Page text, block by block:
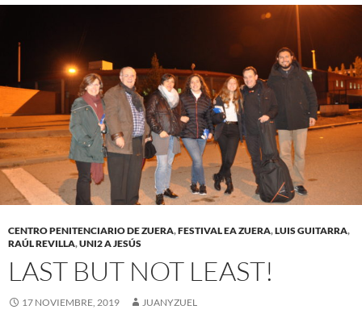
CENTRO PENITENCIARIO DE ZUERA,FESTIVAL EA ZUERA,LUIS GUITARRA,
RAÚL REVILLA,UNI2 A JESÚS
LAST BUT NOT LEAST!
17 NOVIEMBRE, 2019 JUANYZUEL